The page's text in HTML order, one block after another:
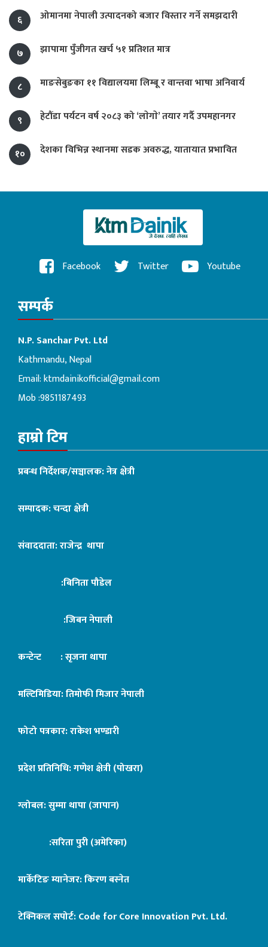
६
ओमानमा नेपाली उत्पादनको बजार विस्तार गर्ने समझदारी
७ झापामा पुँजीगत खर्च ५१ प्रतिशत मात्र
८ माङसेबुङका ११ विद्यालयमा लिम्बू र वान्तवा भाषा अनिवार्य
९ हेटौंडा पर्यटन वर्ष २०८३ को ‘लाेगाे’ तयार गर्दै उपमहानगर
१० देशका विभिन्न स्थानमा सडक अवरुद्ध, यातायात प्रभावित
Facebook Twitter Youtube
सम्पर्क
N.P. Sanchar Pvt. Ltd
Kathmandu, Nepal
Email:ktmdainikofficial@gmail.com
Mob :9851187493
हाम्रो टिम
प्रबन्ध निर्देशक/सञ्चालक: नेत्र क्षेत्री
सम्पादक: चन्दा क्षेत्री
संवाददाता: राजेन्द्र थापा
:बिनिता पौडेल
:जिबन नेपाली
कन्टेन्ट : सृजना थापा
मल्टिमिडिया: तिमोफी मिजार नेपाली
फोटो पत्रकार: राकेश भण्डारी
प्रदेश प्रतिनिधि: गणेश क्षेत्री (पोखरा)
ग्लोबल: सुम्मा थापा (जापान)
:सरिता पुरी (अमेरिका)
मार्केटिङ म्यानेजर: किरण बस्नेत
टेक्निकल सपोर्ट:Code for Core Innovation Pvt. Ltd.